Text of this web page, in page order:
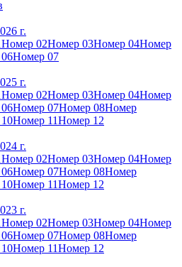
г.
Номер 02Номер 03Номер 04Номер
Номер 07
г.
Номер 02Номер 03Номер 04Номер
Номер 07Номер 08Номер
Номер 11Номер 12
г.
Номер 02Номер 03Номер 04Номер
Номер 07Номер 08Номер
Номер 11Номер 12
г.
Номер 02Номер 03Номер 04Номер
Номер 07Номер 08Номер
Номер 11Номер 12